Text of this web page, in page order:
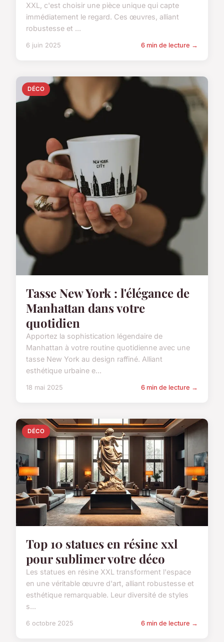
XXL, c'est choisir une pièce unique qui capte
immédiatement le regard. Ces œuvres, alliant
robustesse et ...
6 juin 2025 6 min de lecture →
DÉCO
Tasse New York : l'élégance de
Manhattan dans votre
quotidien
Apportez la sophistication légendaire de
Manhattan à votre routine quotidienne avec une
tasse New York au design raffiné. Alliant
esthétique urbaine e...
18 mai 2025 6 min de lecture →
DÉCO
Top 10 statues en résine xxl
pour sublimer votre déco
Les statues en résine XXL transforment l'espace
en une véritable œuvre d'art, alliant robustesse et
esthétique remarquable. Leur diversité de styles
s...
6 octobre 2025 6 min de lecture →